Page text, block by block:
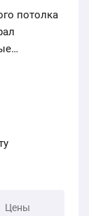
потолка
Цены